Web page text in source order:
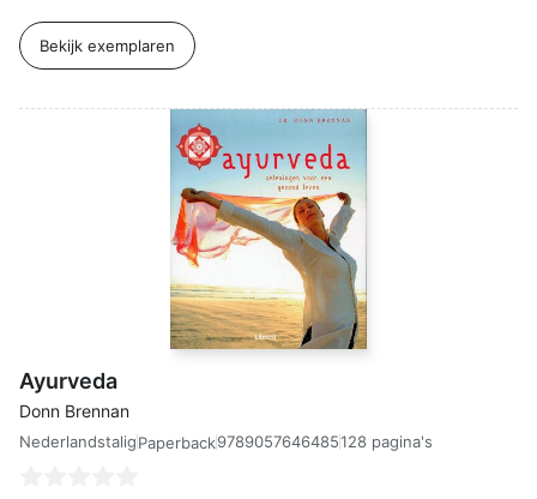
Bekijk exemplaren
Ayurveda
Donn Brennan
NederlandstaligPaperback9789057646485128 pagina's